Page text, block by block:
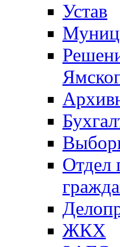
Устав
Отдел
ЖКХ